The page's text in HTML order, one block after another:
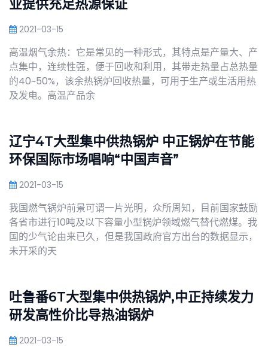
业提供充足热源保证
2021-03-15
高温烟气余热：它是常见的一种形式，其特点是产量大、产
点集中，连续性强，便于回收和利用，其带走热量占总热量
的40~50%，该余热锅炉回收热量，可用于生产或生活用热
及发电。高温产品余
辽宁4T大型集中供热锅炉 中正锅炉在节能
环保国际市场唱响“中国声音”
2021-03-15
我国燃气锅炉前景可谓一片光明，众所周知，目前国家鼓励
各省市进行10吨及以下容量小型锅炉领域燃气替代燃煤。我
国的少气论由来已久，但是我国政府官方出台的数据显示，
未开采的天
吐鲁番6T大型集中供热锅炉,中正持续发力
研发高性价比导热油锅炉
2021-03-15